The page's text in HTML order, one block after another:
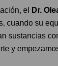
el Dr.
cuando su
sustancias
y